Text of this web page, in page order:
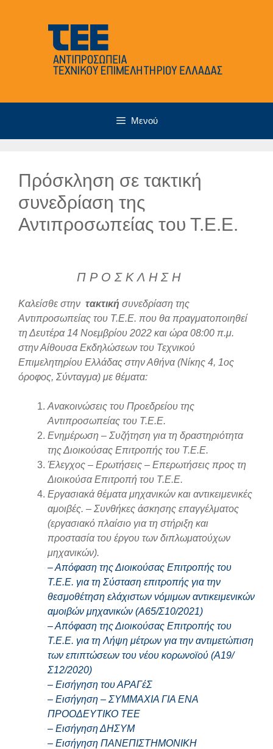
Μενού
Πρόσκληση σε τακτική
συνεδρίαση της
Αντιπροσωπείας του Τ.Ε.Ε.
Π Ρ Ο Σ Κ Λ Η Σ Η
Καλείσθε στην τακτική συνεδρίαση της
Αντιπροσωπείας του Τ.Ε.Ε. που θα πραγματοποιηθεί
τη Δευτέρα 14 Νοεμβρίου 2022 και ώρα 08:00 π.μ.
στην Αίθουσα Εκδηλώσεων του Τεχνικού
Επιμελητηρίου Ελλάδας στην Αθήνα (Νίκης 4, 1ος
όροφος, Σύνταγμα) με θέματα:
Ανακοινώσεις του Προεδρείου της
Αντιπροσωπείας του Τ.Ε.Ε.
Ενημέρωση – Συζήτηση για τη δραστηριότητα
της Διοικούσας Επιτροπής του Τ.Ε.Ε.
Έλεγχος – Ερωτήσεις – Επερωτήσεις προς τη
Διοικούσα Επιτροπή του Τ.Ε.Ε.
Εργασιακά θέματα μηχανικών και αντικειμενικές
αμοιβές. – Συνθήκες άσκησης επαγγέλματος
(εργασιακό πλαίσιο για τη στήριξη και
προστασία του έργου των διπλωματούχων
μηχανικών).
– Απόφαση της Διοικούσας Επιτροπής του
Τ.Ε.Ε. για τη Σύσταση επιτροπής για την
θεσμοθέτηση ελάχιστων νόμιμων αντικειμενικών
αμοιβών μηχανικών (Α65/Σ10/2021)
– Απόφαση της Διοικούσας Επιτροπής του
Τ.Ε.Ε. για τη Λήψη μέτρων για την αντιμετώπιση
των επιπτώσεων του νέου κορωνοϊού (Α19/
Σ12/2020)
– Εισήγηση του ΑΡΑΓέΣ
– Εισήγηση – ΣΥΜΜΑΧΙΑ ΓΙΑ ΕΝΑ
ΠΡΟΟΔΕΥΤΙΚΟ ΤΕΕ
– Εισήγηση ΔΗΣΥΜ
– Εισήγηση ΠΑΝΕΠΙΣΤΗΜΟΝΙΚΗ